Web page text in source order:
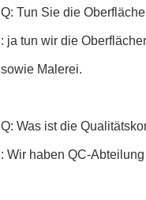
Q: Tun Sie die
: ja tun wir die
sowie Malerei.
Q: Was ist die
: Wir haben QC-